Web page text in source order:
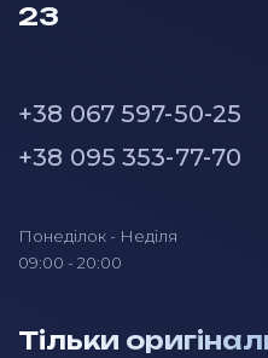
23
+38 067 597-50-25
+38 095 353-77-70
Понеділок - Неділя
09:00 - 20:00
Тільки